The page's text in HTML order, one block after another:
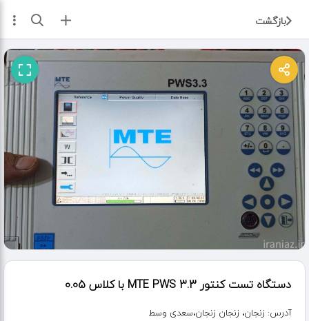
بازگشت ثبت آگهی
دستگاه تست کنتور MTE PWS 3.3 با کلاس 0.05
آدرس: زنجان، زنجان زنجان،سعدی وسط